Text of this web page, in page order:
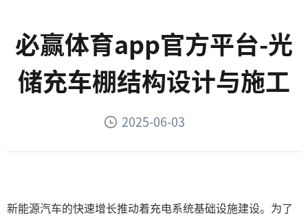
必赢体育app官方平台-光
储充车棚结构设计与施工
2025-06-03
新能源汽车的快速增长推动着充电系统基础设施建设。为了